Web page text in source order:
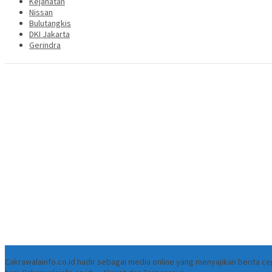
Nissan
Bulutangkis
DKI Jakarta
Gerindra
Cakrawalainfo.co.id hadir sebagai media online yang menyajikan berita